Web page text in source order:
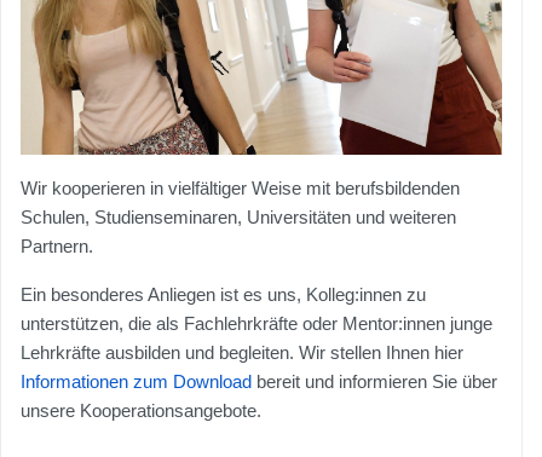
Wir kooperieren in vielfältiger Weise mit berufsbildenden
Schulen, Studienseminaren, Universitäten und weiteren
Partnern.
Ein besonderes Anliegen ist es uns, Kolleg:innen zu
unterstützen, die als Fachlehrkräfte oder Mentor:innen junge
Lehrkräfte ausbilden und begleiten. Wir stellen Ihnen hier
Informationen zum Download bereit und informieren Sie über
unsere Kooperationsangebote.